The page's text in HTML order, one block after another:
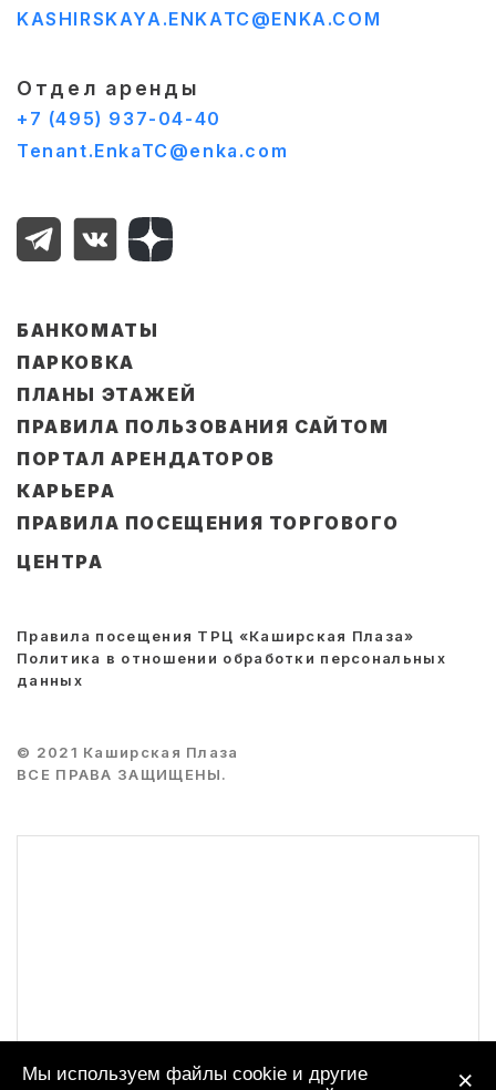
KASHIRSKAYA.ENKATC@ENKA.COM
Отдел аренды
+7 (495) 937-04-40
Tenant.EnkaTC@enka.com
БАНКОМАТЫ
ПАРКОВКА
ПЛАНЫ ЭТАЖЕЙ
ПРАВИЛА ПОЛЬЗОВАНИЯ САЙТОМ
ПОРТАЛ АРЕНДАТОРОВ
КАРЬЕРА
ПРАВИЛА ПОСЕЩЕНИЯ ТОРГОВОГО
ЦЕНТРА
Правила посещения ТРЦ «Каширская Плаза»
Политика в отношении обработки персональных
данных
© 2021 Каширская Плаза
ВСЕ ПРАВА ЗАЩИЩЕНЫ.